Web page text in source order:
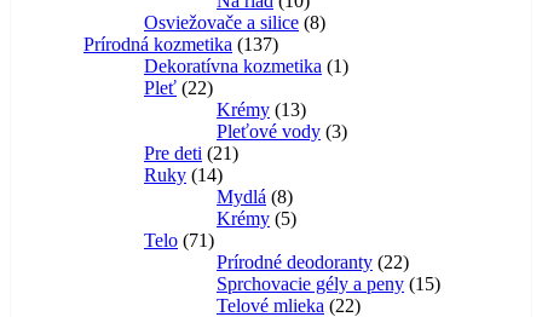
produktov
Osviežovače a silice 88
Prírodná kozmetika 137137
produktov
Dekoratívna kozmetika 11
Pleť 2222
produktov
Krémy 1313
produktov
Pleťové vody 33
Pre deti 2121
Ruky 1414
produktov
Mydlá 88
produktov
Krémy 55
Telo 7171
produktov
Prírodné deodoranty 2222
produktov
Sprchovacie gély a peny 1515
Telové mlieka 2222